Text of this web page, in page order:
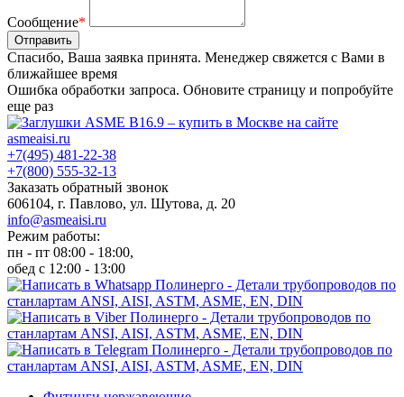
Сообщение*
Отправить
Спасибо, Ваша заявка принята. Менеджер свяжется с Вами в
ближайшее время
Ошибка обработки запроса. Обновите страницу и попробуйте
еще раз
+7(495) 481-22-38
+7(800) 555-32-13
Заказать обратный звонок
606104, г. Павлово, ул. Шутова, д. 20
info@asmeaisi.ru
Режим работы:
пн - пт 08:00 - 18:00,
обед с 12:00 - 13:00